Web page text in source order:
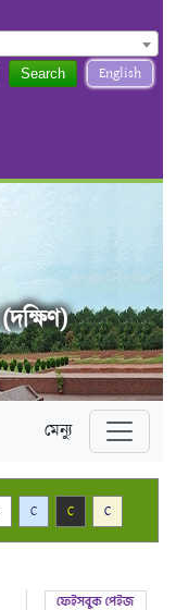
English
Search
মেন্যু
C C C